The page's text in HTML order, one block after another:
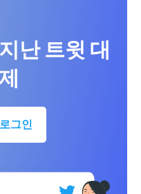
난 트윗 대
그인